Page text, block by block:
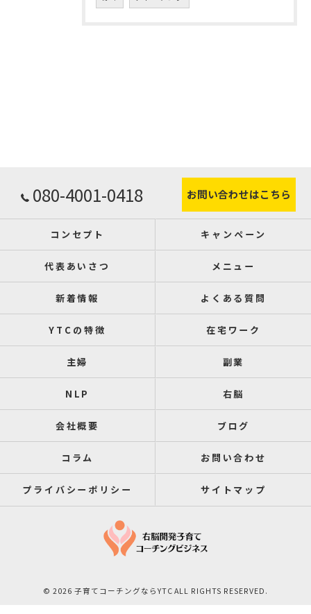
080-4001-0418 お問い合わせはこちら
コンセプト キャンペーン
代表あいさつ メニュー
新着情報 よくある質問
YTCの特徴 在宅ワーク
主婦 副業
NLP 右脳
会社概要 ブログ
コラム お問い合わせ
プライバシーポリシー サイトマップ
© 2026 子育てコーチングならYTC ALL RIGHTS RESERVED.